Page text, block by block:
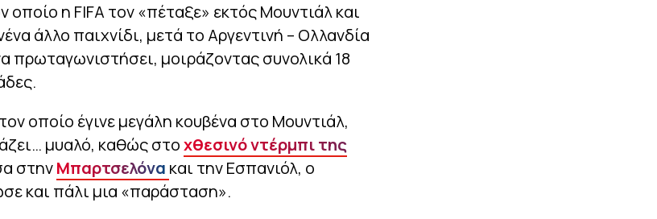
οποίο η FIFA τον «πέταξε» εκτός Μουντιάλ και
άλλο παιχνίδι, μετά το Αργεντινή – Ολλανδία
πρωταγωνιστήσει, μοιράζοντας συνολικά 18
οποίο έγινε μεγάλη κουβένα στο Μουντιάλ,
μυαλό, καθώς στοχθεσινό ντέρμπι της
στηνΜπαρτσελόνα και την Εσπανιόλ, ο
και πάλι μια «παράσταση».